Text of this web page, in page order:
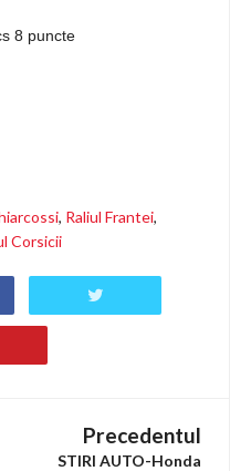
8 puncte
, Raliul Frantei,
Corsicii
Precedentul
STIRI AUTO-Honda